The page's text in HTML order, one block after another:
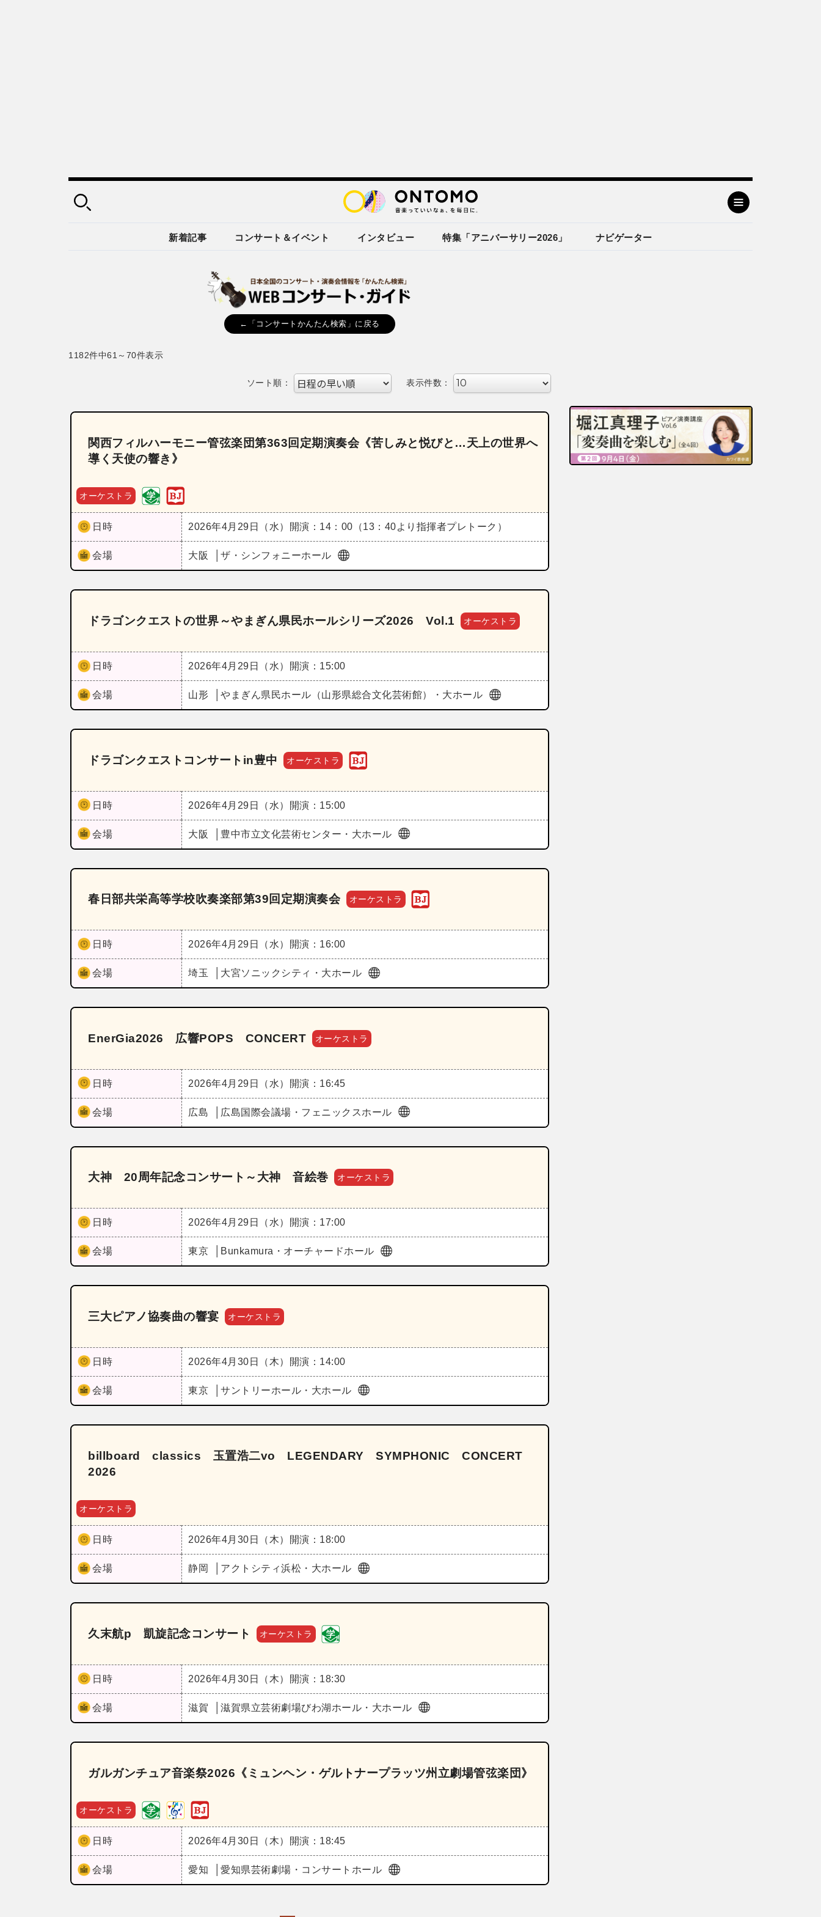
新着記事 コンサート＆イベント インタビュー 特集「アニバーサリー2026」 ナビゲーター
←「コンサートかんたん検索」に戻る
1182件中61～70件表示
ソート順： 表示件数：
関西フィルハーモニー管弦楽団第363回定期演奏会《苦しみと悦びと…天上の世界へ
導く天使の響き》
オーケストラ
日時 2026年4月29日（水） 開演：14：00（13：40より指揮者プレトーク）
会場 大阪 ザ・シンフォニーホール
ドラゴンクエストの世界～やまぎん県民ホールシリーズ2026 Vol.1 オーケストラ
日時 2026年4月29日（水） 開演：15:00
会場 山形 やまぎん県民ホール（山形県総合文化芸術館）・大ホール
ドラゴンクエストコンサートin豊中 オーケストラ
日時 2026年4月29日（水） 開演：15:00
会場 大阪 豊中市立文化芸術センター・大ホール
春日部共栄高等学校吹奏楽部第39回定期演奏会 オーケストラ
日時 2026年4月29日（水） 開演：16:00
会場 埼玉 大宮ソニックシティ・大ホール
EnerGia2026 広響POPS CONCERT オーケストラ
日時 2026年4月29日（水） 開演：16:45
会場 広島 広島国際会議場・フェニックスホール
大神 20周年記念コンサート～大神 音絵巻 オーケストラ
日時 2026年4月29日（水） 開演：17:00
会場 東京 Bunkamura・オーチャードホール
三大ピアノ協奏曲の響宴 オーケストラ
日時 2026年4月30日（木） 開演：14:00
会場 東京 サントリーホール・大ホール
billboard classics 玉置浩二vo LEGENDARY SYMPHONIC CONCERT
2026
オーケストラ
日時 2026年4月30日（木） 開演：18:00
会場 静岡 アクトシティ浜松・大ホール
久末航p 凱旋記念コンサート オーケストラ
日時 2026年4月30日（木） 開演：18:30
会場 滋賀 滋賀県立芸術劇場びわ湖ホール・大ホール
ガルガンチュア音楽祭2026《ミュンヘン・ゲルトナープラッツ州立劇場管弦楽団》
オーケストラ
日時 2026年4月30日（木） 開演：18:45
会場 愛知 愛知県芸術劇場・コンサートホール